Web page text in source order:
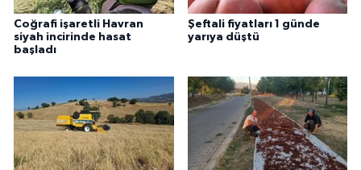
Coğrafi işaretli Havran
siyah incirinde hasat
başladı
Şeftali fiyatları 1 günde
yarıya düştü